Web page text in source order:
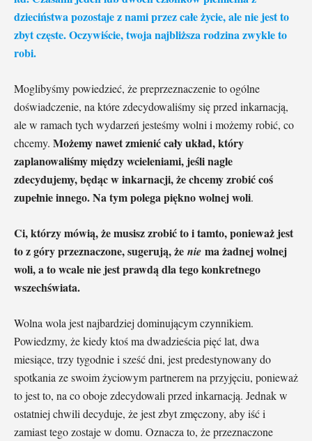
dzieciństwa pozostaje z nami przez całe życie, ale nie jest to
zbyt częste. Oczywiście, twoja najbliższa rodzina zwykle to
robi.
Moglibyśmy powiedzieć, że preprzeznaczenie to ogólne
doświadczenie, na które zdecydowaliśmy się przed inkarnacją,
ale w ramach tych wydarzeń jesteśmy wolni i możemy robić, co
chcemy. Możemy nawet zmienić cały układ, który
zaplanowaliśmy między wcieleniami, jeśli nagle
zdecydujemy, będąc w inkarnacji, że chcemy zrobić coś
zupełnie innego.Na tym polega piękno wolnej woli.
Ci, którzy mówią, że musisz zrobić to i tamto, ponieważ jest
to z góry przeznaczone, sugerują, że nie ma żadnej wolnej
woli, a to wcale nie jest prawdą dla tego konkretnego
wszechświata.
Wolna wola jest najbardziej dominującym czynnikiem.
Powiedzmy, że kiedy ktoś ma dwadzieścia pięć lat, dwa
miesiące, trzy tygodnie i sześć dni, jest predestynowany do
spotkania ze swoim życiowym partnerem na przyjęciu, ponieważ
to jest to, na co oboje zdecydowali przed inkarnacją. Jednak w
ostatniej chwili decyduje, że jest zbyt zmęczony, aby iść i
zamiast tego zostaje w domu. Oznacza to, że przeznaczone